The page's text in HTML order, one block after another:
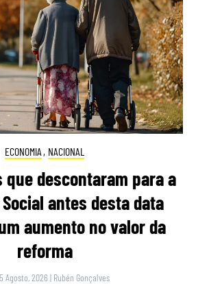
ECONOMIA , NACIONAL
que descontaram para a
antes desta data
aumento no valor da
reforma
Agosto, 2026 | Rubén Gonçalves